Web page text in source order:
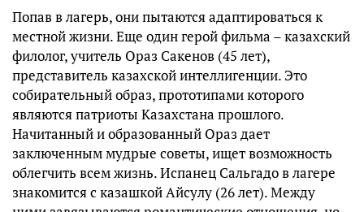
Попав в лагерь, они пытаются адаптироваться к
местной жизни. Еще один герой фильма – казахский
филолог, учитель Ораз Сакенов (45 лет),
представитель казахской интеллигенции. Это
собирательный образ, прототипами которого
являются патриоты Казахстана прошлого.
Начитанный и образованный Ораз дает
заключенным мудрые советы, ищет возможность
облегчить всем жизнь. Испанец Сальгадо в лагере
знакомится с казашкой Айсулу (26 лет). Между